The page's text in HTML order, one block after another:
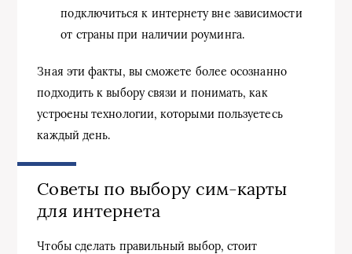
подключиться к интернету вне зависимости
от страны при наличии роуминга.
Зная эти факты, вы сможете более осознанно
подходить к выбору связи и понимать, как
устроены технологии, которыми пользуетесь
каждый день.
Советы по выбору сим-карты
для интернета
Чтобы сделать правильный выбор, стоит